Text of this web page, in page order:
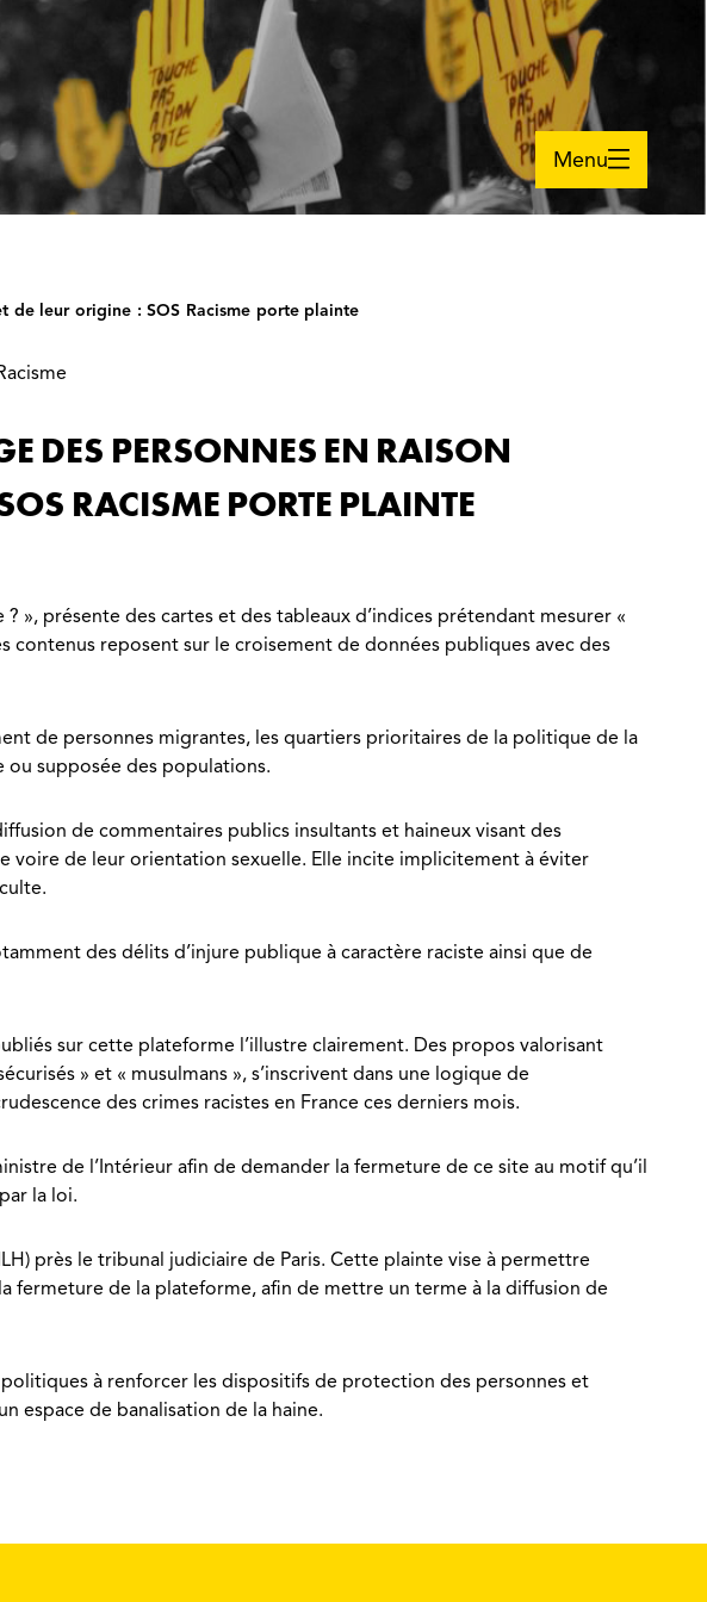
Menu
de leur origine : SOS Racisme porte plainte
DES PERSONNES EN RAISON
RACISME PORTE PLAINTE
», présente des cartes et des tableaux d’indices prétendant mesurer «
contenus reposent sur le croisement de données publiques avec des
de personnes migrantes, les quartiers prioritaires de la politique de la
ou supposée des populations.
de commentaires publics insultants et haineux visant des
voire de leur orientation sexuelle. Elle incite implicitement à éviter
des délits d’injure publique à caractère raciste ainsi que de
sur cette plateforme l’illustre clairement. Des propos valorisant
» et « musulmans », s’inscrivent dans une logique de
des crimes racistes en France ces derniers mois.
de l’Intérieur afin de demander la fermeture de ce site au motif qu’il
la loi.
près le tribunal judiciaire de Paris. Cette plainte vise à permettre
fermeture de la plateforme, afin de mettre un terme à la diffusion de
à renforcer les dispositifs de protection des personnes et
espace de banalisation de la haine.